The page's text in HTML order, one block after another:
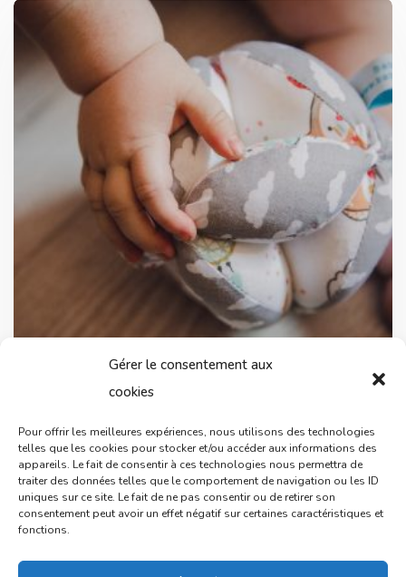
Gérer le consentement aux
cookies
Pour offrir les meilleures expériences, nous utilisons des technologies
telles que les cookies pour stocker et/ou accéder aux informations des
appareils. Le fait de consentir à ces technologies nous permettra de
traiter des données telles que le comportement de navigation ou les ID
uniques sur ce site. Le fait de ne pas consentir ou de retirer son
consentement peut avoir un effet négatif sur certaines caractéristiques et
fonctions.
59,90€